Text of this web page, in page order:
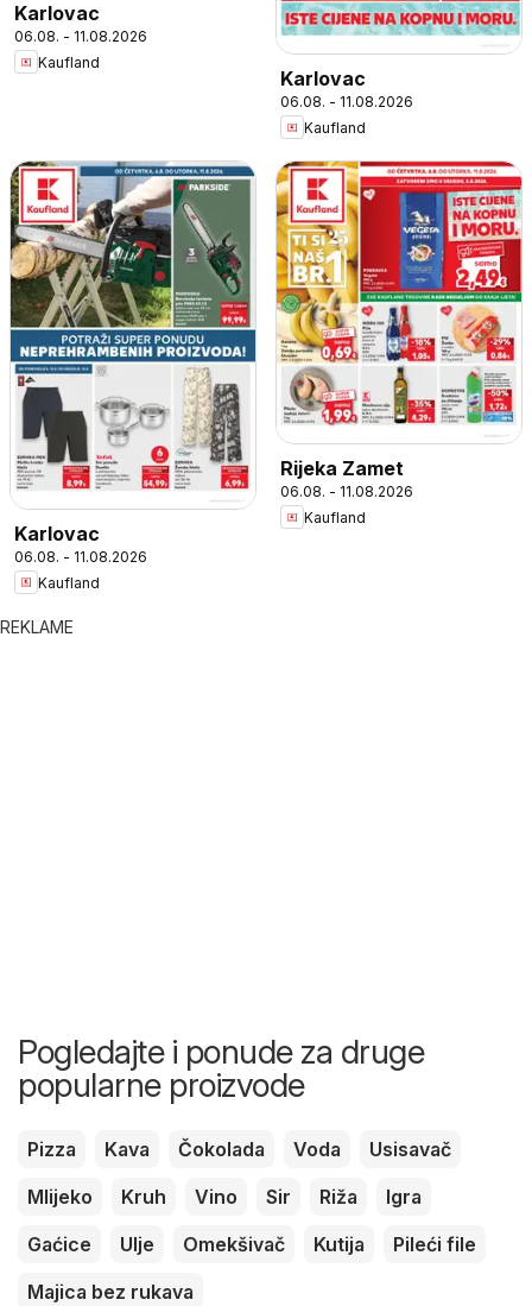
Karlovac
06.08. - 11.08.2026
Kaufland
Karlovac
06.08. - 11.08.2026
Kaufland
Karlovac
06.08. - 11.08.2026
Kaufland
Rijeka Zamet
06.08. - 11.08.2026
Kaufland
REKLAME
Pogledajte i ponude za druge
popularne proizvode
Pizza Kava Čokolada Voda
Usisavač
Mlijeko
Kruh Vino Sir Riža
Igra
Gaćice
Ulje Omekšivač Kutija
Pileći file
Majica bez rukava